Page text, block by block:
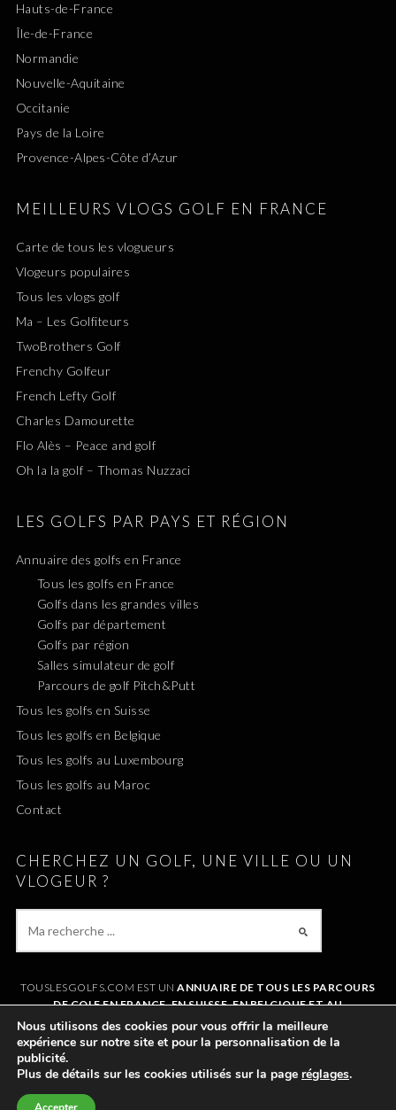
Hauts-de-France
Île-de-France
Normandie
Nouvelle-Aquitaine
Occitanie
Pays de la Loire
Provence-Alpes-Côte d’Azur
MEILLEURS VLOGS GOLF EN FRANCE
Carte de tous les vlogueurs
Vlogeurs populaires
Tous les vlogs golf
Ma – Les Golfiteurs
TwoBrothers Golf
Frenchy Golfeur
French Lefty Golf
Charles Damourette
Flo Alès – Peace and golf
Oh la la golf – Thomas Nuzzaci
LES GOLFS PAR PAYS ET RÉGION
Annuaire des golfs en France
Tous les golfs en France
Golfs dans les grandes villes
Golfs par département
Golfs par région
Salles simulateur de golf
Parcours de golf Pitch&Putt
Tous les golfs en Suisse
Tous les golfs en Belgique
Tous les golfs au Luxembourg
Tous les golfs au Maroc
Contact
CHERCHEZ UN GOLF, UNE VILLE OU UN
VLOGEUR ?
TOUSLESGOLFS.COM EST UNANNUAIRE DE TOUS LES PARCOURS
DE GOLF EN FRANCE, EN SUISSE, EN BELGIQUE ET AU
LUXEMBOURG. IL VOUS PERMET DE TROUVER UN GOLF AUTOUR DE
CHEZVOUS OU LORS DE VOS VACANCES. LE SITE RÉFÉRENCE
ÉGALEMENT
POPULAIRES
Nous utilisons des cookies pour vous offrir la meilleure
expérience sur notre site et pour la personnalisation de la
publicité.
Plus de détails sur les cookies utilisés sur la page réglages.